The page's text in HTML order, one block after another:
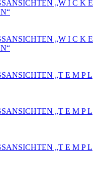
„W I C K E
„W I C K E
„T E M P L
„T E M P L
„T E M P L